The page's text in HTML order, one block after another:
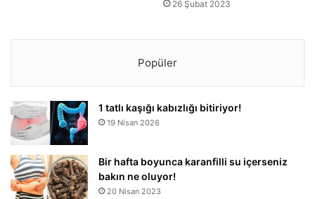
26 Şubat 2023
Popüler
1 tatlı kaşığı kabızlığı bitiriyor!
19 Nisan 2026
Bir hafta boyunca karanfilli su içerseniz
bakın ne oluyor!
20 Nisan 2023